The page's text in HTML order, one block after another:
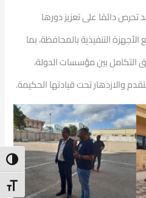
دائمًا على تعزيز دورها
التنفيذية بالمحافظة، بما
بين مؤسسات الدولة،
والازدهار تحت قيادتها الحكيمة.